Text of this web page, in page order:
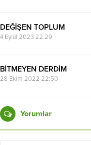
DEĞİŞEN TOPLUM
4 Eylül 2023 22:29
BİTMEYEN DERDİM
28 Ekim 2022 22:50
Yorumlar